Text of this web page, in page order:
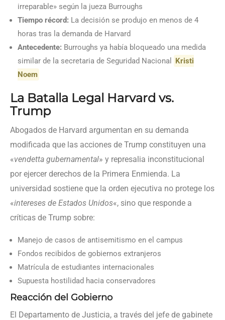
irreparable» según la jueza Burroughs
Tiempo récord: La decisión se produjo en menos de 4
horas tras la demanda de Harvard
Antecedente: Burroughs ya había bloqueado una medida
similar de la secretaria de Seguridad Nacional
Kristi
Noem
La Batalla Legal Harvard vs.
Trump
Abogados de Harvard argumentan en su demanda
modificada que las acciones de Trump constituyen una
«vendetta gubernamental» y represalia inconstitucional
por ejercer derechos de la Primera Enmienda. La
universidad sostiene que la orden ejecutiva no protege los
«intereses de Estados Unidos«, sino que responde a
críticas de Trump sobre:
Manejo de casos de antisemitismo en el campus
Fondos recibidos de gobiernos extranjeros
Matrícula de estudiantes internacionales
Supuesta hostilidad hacia conservadores
Reacción del Gobierno
El Departamento de Justicia, a través del jefe de gabinete